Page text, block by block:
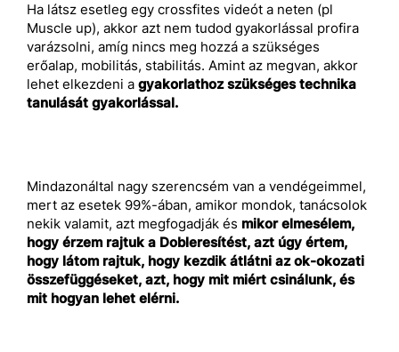
Ha látsz esetleg egy crossfites videót a neten (pl
Muscle up), akkor azt nem tudod gyakorlással profira
varázsolni, amíg nincs meg hozzá a szükséges
erőalap, mobilitás, stabilitás. Amint az megvan, akkor
lehet elkezdeni a gyakorlathoz szükséges technika
tanulását gyakorlással.
Mindazonáltal nagy szerencsém van a vendégeimmel,
mert az esetek 99%-ában, amikor mondok, tanácsolok
nekik valamit, azt megfogadják és mikor elmesélem,
hogy érzem rajtuk a Dobleresítést, azt úgy értem,
hogy látom rajtuk, hogy kezdik átlátni az ok-okozati
összefüggéseket, azt, hogy mit miért csinálunk, és
mit hogyan lehet elérni.